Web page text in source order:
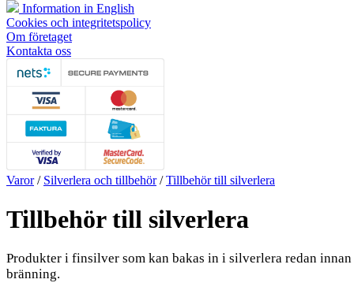
Information in English
Cookies och integritetspolicy
Om företaget
Kontakta oss
Varor/ Silverlera och tillbehör/Tillbehör till silverlera
Tillbehör till silverlera
Produkter i finsilver som kan bakas in i silverlera redan innan
bränning.